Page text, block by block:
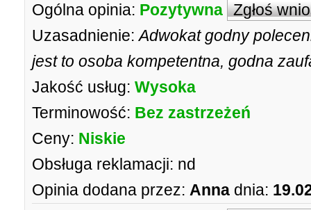
Ogólna opinia: Pozytywna Zgłoś
Uzasadnienie: Adwokat godny
jest to osoba kompetentna, godna
Jakość usług: Wysoka
Terminowość: Bez zastrzeżeń
Ceny: Niskie
Obsługa reklamacji: nd
Opinia dodana przez: Anna dnia: